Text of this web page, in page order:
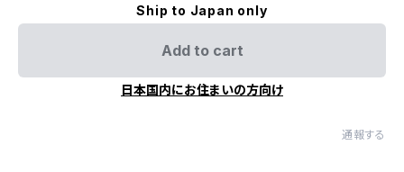
Ship to Japan only
Add to cart
日本国内にお住まいの方向け
通報する